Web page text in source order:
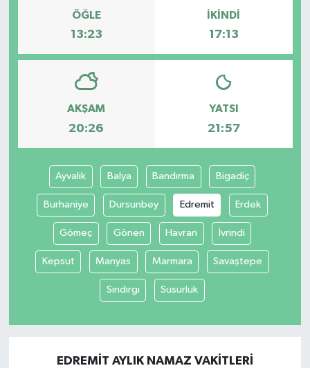
ÖĞLE
13:23
İKINDI
17:13
AKŞAM
20:26
YATSI
21:57
Ayvalık Balya Bandırma Bigadiç
Burhaniye Dursunbey Edremit Erdek
Gömeç Gönen Havran İvrindi
Kepsut Manyas Marmara Savaştepe
Sındırgı Susurluk
EDREMIT AYLIK NAMAZ VAKITLERI